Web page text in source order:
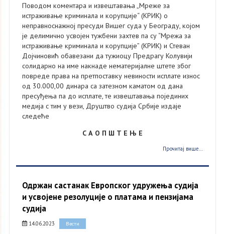
Поводом коментара и извештавања „Мреже за
истраживање криминала и корупције“ (КРИК) о
неправноснажној пресуди Вишег суда у Београду, којом
је делимично усвојен тужбени захтев па су “Мрежа за
истраживање криминала и корупције” (КРИК) и Стеван
Дојчиновић обавезани да тужиоцу Предрагу Колувији
солидарно на име накнаде нематеријалне штете због
повреде права на претпоставку невиности исплате износ
од 30.000,00 динара са затезном каматом од дана
пресуђења па до исплате, те извештавања појединих
медија с тим у вези, Друштво судија Србије издаје
следеће
С А О П Ш Т Е Њ Е
Прочитај више...
Одржан састанак Европског удружења судија
и усвојене резолуције о платама и пензијама
судија
14.06.2023 Вести